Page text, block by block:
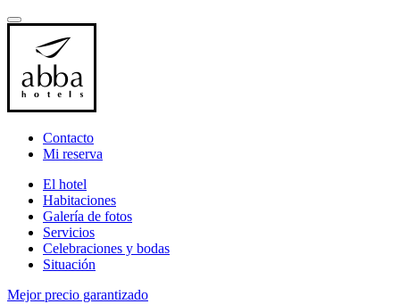
Contacto
Mi reserva
El hotel
Habitaciones
Galería de fotos
Servicios
Celebraciones y bodas
Situación
Mejor precio garantizado